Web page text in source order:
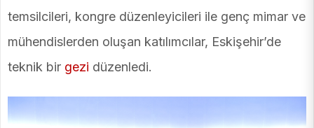
temsilcileri, kongre düzenleyicileri ile genç mimar ve
mühendislerden oluşan katılımcılar, Eskişehir’de
teknik bir gezi düzenledi.